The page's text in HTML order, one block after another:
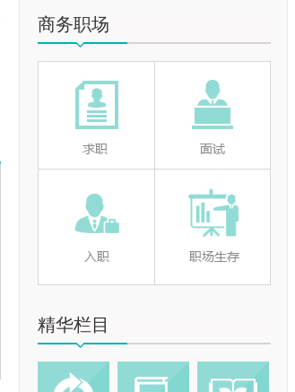
商务职场
精华栏目